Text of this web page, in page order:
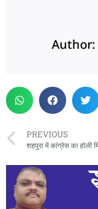
Author:
PREVIOUS